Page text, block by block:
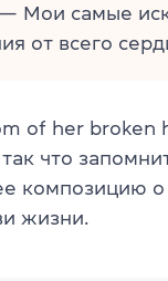
— Мои самые
от всего
of her broken
так что
композицию о
жизни.